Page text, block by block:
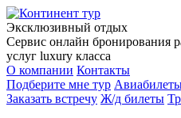
Эксклюзивный отдых
Сервис онлайн бронирования
услуг luxury класса
О компании Контакты
Подберите мне тур
Заказать встречу Ж/д билеты